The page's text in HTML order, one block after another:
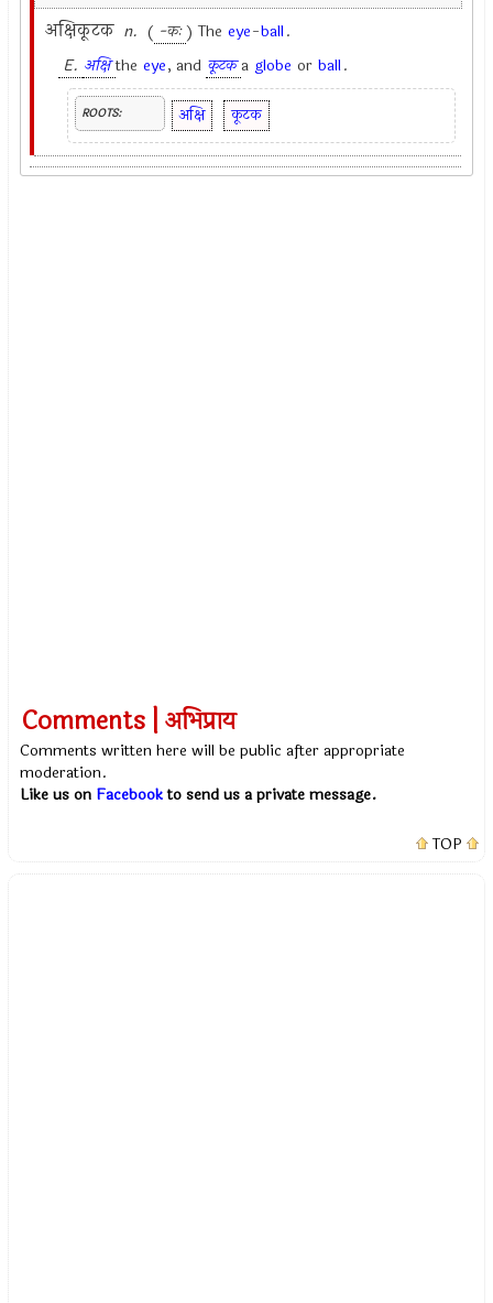
अक्षिकूटक n. ( -कः) The eye-ball.
E. अक्षि the eye, and कूटक a globe or ball.
ROOTS: अक्षि कूटक
Comments | अभिप्राय
Comments written here will be public after appropriate
moderation.
Like us on Facebookto send us a private message.
TOP